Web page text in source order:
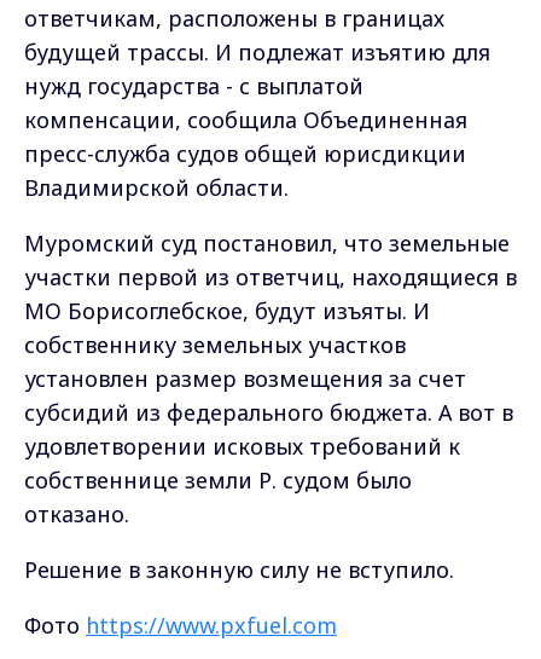
ответчикам, расположены в границах
будущей трассы. И подлежат изъятию для
нужд государства - с выплатой
компенсации, сообщила Объединенная
пресс-служба судов общей юрисдикции
Владимирской области.
Муромский суд постановил, что земельные
участки первой из ответчиц, находящиеся в
МО Борисоглебское, будут изъяты. И
собственнику земельных участков
установлен размер возмещения за счет
субсидий из федерального бюджета. А вот в
удовлетворении исковых требований к
собственнице земли Р. судом было
отказано.
Решение в законную силу не вступило.
Фото https://www.pxfuel.com